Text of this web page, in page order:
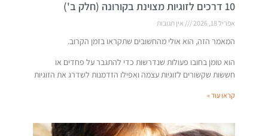
10 דרכים לזוגיות מצוינת בקורונה (חלק ב')
אפריל 18, 2026 אין תגובות
המאמר הזה, הוא אולי מהחשובים שתקראו בזמן הקרוב.
הוא טומן בחובו פעולות שנדרשות כדי להתגבר על פחדים או
חששות שקשורים לזוגיות עצמה ואפילו הזדמנות לשדרג את הזוגיות
קראו עוד »